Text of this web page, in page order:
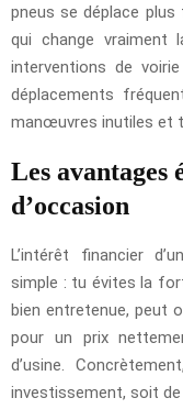
pneus se déplace
qui change vraiment
interventions de
déplacements
manœuvres inutiles et
Les avantages
d’occasion
L’intérêt financier
simple : tu évites la
bien entretenue, peut
pour un prix
d’usine.
investissement, soit